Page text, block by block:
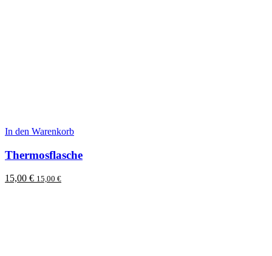
In den Warenkorb
Thermosflasche
15,00 € 15,00 €